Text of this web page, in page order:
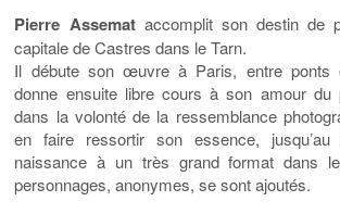
Pierre Assemataccomplit son destin de
capitale de Castres dans le Tarn.
Il débute son œuvre à Paris, entre ponts
donne ensuite libre cours à son amour du
dans la volonté de la ressemblance
en faire ressortir son essence,
naissance à un très grand format dans
personnages, anonymes, se sont ajoutés.